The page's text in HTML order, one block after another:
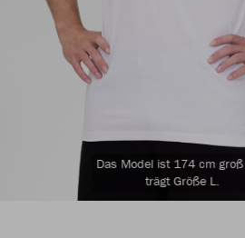
Das Model ist 174 cm
trägt Größe L.